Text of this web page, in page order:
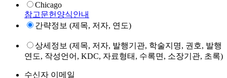
Chicago
참고문헌양식안내
간략정보 (제목, 저자, 연도)
상세정보 (제목, 저자, 발행기관, 학술지명, 권호, 발행
연도, 작성언어, KDC, 자료형태, 수록면, 소장기관, 초록)
수신자 이메일